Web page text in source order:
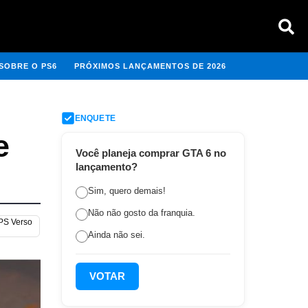
O PS6 PRÓXIMOS LANÇAMENTOS DE 2026
Verso
ENQUETE
Você planeja comprar GTA 6 no
lançamento?
Sim, quero demais!
Não não gosto da franquia.
Ainda não sei.
VOTAR